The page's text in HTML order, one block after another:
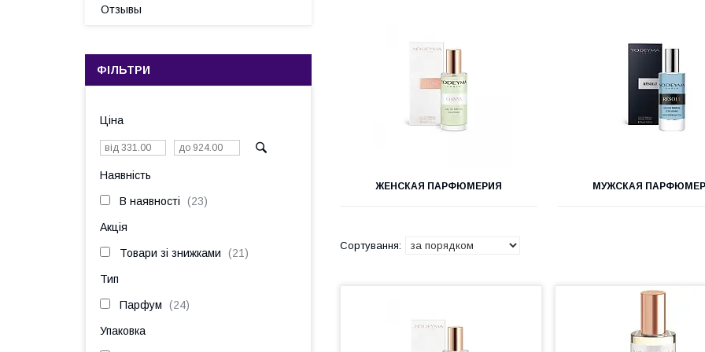
ЖЕНСКАЯ ПАРФЮМЕРИЯ МУЖСКАЯ
Отзывы
ФІЛЬТРИ
Ціна
Наявність
В наявності 23
Акція
Товари зі знижками 21
Тип
Парфум 24
Упаковка